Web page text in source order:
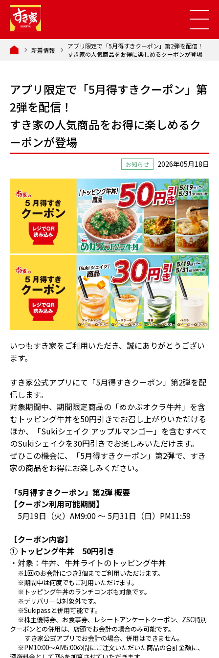
新着情報
アプリ限定で「5月得すきクーポン」第2弾を配信！
すき家の人気商品をお得に楽しめるクーポンが登場
アプリ限定で「5月得すきクーポン」第
2弾を配信！
すき家の人気商品をお得に楽しめるク
ーポンが登場
お知らせ 2026年05月18日
いつもすき家をご利用いただき、誠にありがとうござい
ます。
すき家公式アプリにて「5月得すきクーポン」第2弾を配
信します。
対象期間中、期間限定商品の「めかぶオクラ牛丼」を含
むトッピング牛丼を50円引きでお召し上がりいただける
ほか、「Sukiシェイク アップルマンゴー」を含むすべて
のSukiシェイクを30円引きでお楽しみいただけます。
ぜひこの機会に、「5月得すきクーポン」第2弾で、すき
家の商品をお得にお楽しみください。
「5月得すきクーポン」第2弾 概要
【クーポン利用可能期間】
5月19日（火）AM9:00 ～ 5月31日（日）PM11:59
【クーポン内容】
① トッピング牛丼 50円引き
・対象：牛丼、牛丼ライトのトッピング牛丼
※1回のお会計につき3個までご利用いただけます。
※期間中は何度でもご利用いただけます。
※トッピング牛丼のランチコンボも対象です。
※デリバリーは対象外です。
※Sukipassと併用可能です。
※株主優待券、お食事券、レシートアンケートクーポン、ZSC特別
クーポンとの併用は、店頭でお会計の場合のみ可能です。
すき家公式アプリでお会計の場合、併用はできません。
※PM10:00～AM5:00の間にご注文いただいた商品の合計金額に、